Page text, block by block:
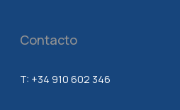
Contacto
T: +34 910 602 346